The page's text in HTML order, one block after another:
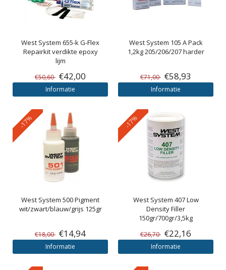
West System 655-k G-Flex
Repairkit verdikte epoxy
lijm
€50,60 €42,00
Informatie
West System 105 A Pack
1,2kg 205/206/207 harder
€71,00 €58,93
Informatie
-17%
West System 500 Pigment
wit/zwart/blauw/grijs 125gr
€18,00 €14,94
Informatie
-17%
West System 407 Low
Density Filler
150gr/700gr/3,5kg
€26,70 €22,16
Informatie